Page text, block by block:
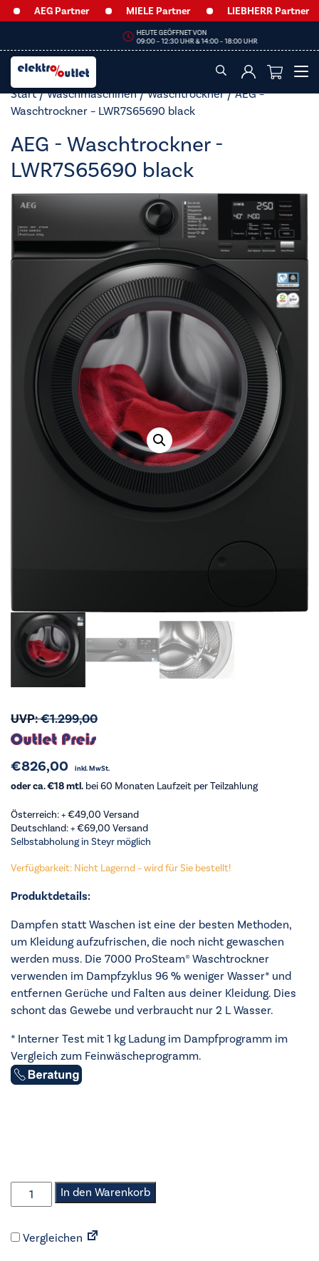
AEG Partner MIELE Partner LIEBHERR Partner
HEUTE GEÖFFNET VON
09:00 – 12:30 UHR & 14:00 – 18:00 UHR
Start/Waschmaschinen/Waschtrockner/ AEG –
Waschtrockner – LWR7S65690 black
AEG - Waschtrockner -
LWR7S65690 black
UVP:€1.299,00
€826,00 inkl. MwSt.
oder ca. €18 mtl. bei 60 Monaten Laufzeit per Teilzahlung
Österreich: +€49,00 Versand
Deutschland: +€69,00 Versand
Selbstabholung in Steyr möglich
Verfügbarkeit: Nicht Lagernd – wird für Sie bestellt!
Produktdetails:
Dampfen statt Waschen ist eine der besten Methoden,
um Kleidung aufzufrischen, die noch nicht gewaschen
werden muss. Die 7000 ProSteam® Waschtrockner
verwenden im Dampfzyklus 96 % weniger Wasser* und
entfernen Gerüche und Falten aus deiner Kleidung. Dies
schont das Gewebe und verbraucht nur 2 L Wasser.
* Interner Test mit 1 kg Ladung im Dampfprogramm im
Vergleich zum Feinwäscheprogramm.
AEG
-
-
In den Warenkorb
Vergleichen